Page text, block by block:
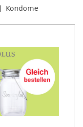
Kondome